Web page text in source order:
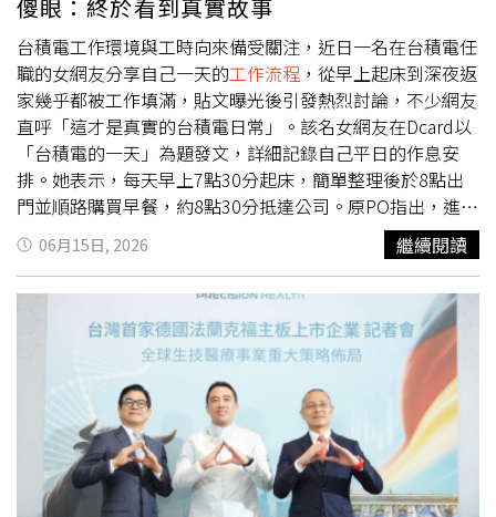
臺灣青年職場新體驗。（圖片提供／邦德咖啡館）近年來，
邦德咖啡館持續發揮品牌平臺優勢，積極探索兩岸青年交流
新模式。自2024年8月首店開業以來，邦德咖啡館已發展近
百家門店，並提出未來三年突破1000家門店的發展目標。
隨著品牌快速擴張，對咖啡師、店長、運營管理等各類人才
的需求持續增長，也將為兩岸青年提供更加廣闊的發展空間
和就業機會。同時，結合職業技能培訓、門店崗位實踐、就
業發展指導及兩岸青年交流等多元舉措，進一步打造集學
習、實踐、就業於一體的兩岸青年發展平臺，以咖啡為紐
帶，促進兩岸青年相互瞭解、共同成長，為深化兩岸青年交
流合作注入更多青春力量。
宜急於下結論，多給自己一些觀察時間。本週學習運、考試
運及短程旅行運提升，適合進修、寫作，也有助於改善與家
人的溝通品質。●獅子座本週適合放慢腳步，整理內心累積
已久的壓力。海王星逆行讓獅子座重新思考未來方向，不必
急著證明自己。金星進入財帛宮後，收入機會增加，也容易
因專業受到肯定。感情方面重視實際陪伴，比甜言蜜語更能
打動彼此。●處女座本週金星正式進入處女座本命宮，人
氣、魅力與好感度明顯提升，是提升形象、拓展人脈的好時
機。水逆則提醒要重新整理朋友圈，有些關係會自然淡去，
也會迎來新的合作機會。工作保持耐心，細心將成為你的最
大優勢。●天秤座本週事業運開始出現新的轉折。水逆可能
反覆修改，但也是重新調整方向的好時
機。金星進入心靈宮位後，適合休息、旅行、靜心或安排身
體保養。感情上不必勉強迎合他人，真誠表達自己的需求反
而更容易獲得理解。●天蠍座本週適合重新規劃未來藍圖。
海王星逆行提醒天蠍座調整生活作息與工作方式，避免過度
消耗自己。金星進入人際宮位之後，社交活動開始增加，也
容易透過朋友獲得新的合作機會。單身者有機會在共同興趣
或學習場合認識不錯的對象。●射手座本週射手座的工作責
傻眼：終於看到真實故事
台積電工作環境與工時向來備受關注，近日一名在台積電任
職的女網友分享自己一天的工作流程 ，從早上起床到深夜返
家幾乎都被工作填滿，貼文曝光後引發熱烈討論，不少網友
直呼「這才是真實的台積電日常」。該名女網友在Dcard以
「台積電的一天」為題發文，詳細記錄自己平日的作息安
排。她表示，每天早上7點30分起床，簡單整理後於8點出
門並順路購買早餐，約8點30分抵達公司。原PO指出，進公
司後首先要確認晨會可能討論的資料內容，9點開始參加晨
會，同時還得處理電子郵件與手邊工作，經常一路忙到中午
會議所需資料與相關知識內容，期間還要接聽電話、回覆問
題以及處理各項業務。到了下午4點，則必須著手解決預計
在5點回報的各種狀況與問題。她提到，下午5點30分左右
結束各項會議後，工作其實還沒告一段落。由於許多同事尚
未離開公司，她會把握時間與不同部門同仁討論工作細節、
追蹤進度，希望盡快完成相關事項。直到晚上7點30分左
右，她才有機會靜下心來查案、測試以及整理工作內容。考
量隔天還得早起上班，因此通常會在晚上9點30分離開公
06月15日, 2026 繼續閱讀